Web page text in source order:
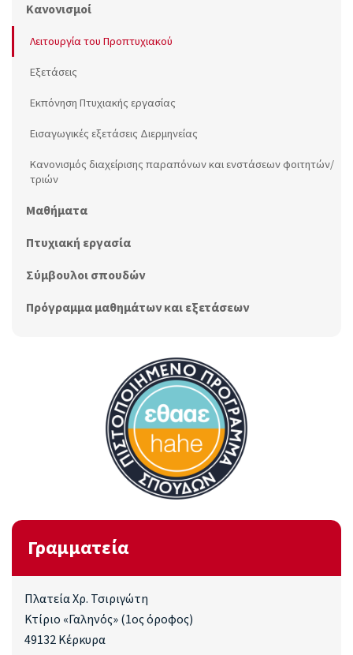
Κανονισμοί
Λειτουργία του Προπτυχιακού
Εξετάσεις
Εκπόνηση Πτυχιακής εργασίας
Εισαγωγικές εξετάσεις Διερμηνείας
Κανονισμός διαχείρισης παραπόνων και ενστάσεων φοιτητών/
τριών
Μαθήματα
Πτυχιακή εργασία
Σύμβουλοι σπουδών
Πρόγραμμα μαθημάτων και εξετάσεων
Γραμματεία
Πλατεία Χρ. Τσιριγώτη
Κτίριο «Γαληνός» (1ος όροφος)
49132 Κέρκυρα